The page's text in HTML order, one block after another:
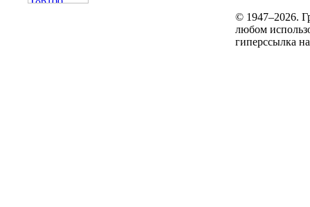
© 1947–2026.
любом
гиперссылка